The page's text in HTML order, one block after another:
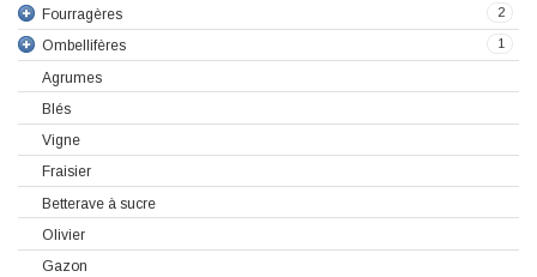
2
Fourragères
1
Ombellifères
Agrumes
Blés
Vigne
Fraisier
Betterave à sucre
Olivier
Gazon